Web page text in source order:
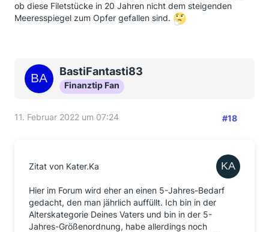
ob diese Filetstücke in 20 Jahren nicht dem steigenden
Meeresspiegel zum Opfer gefallen sind.
BastiFantasti83
Finanztip Fan
11. Februar 2022 um 07:24 #18
Zitat von Kater.Ka
Hier im Forum wird eher an einen 5-Jahres-Bedarf
gedacht, den man jährlich auffüllt. Ich bin in der
Alterskategorie Deines Vaters und bin in der 5-
Jahres-Größenordnung, habe allerdings noch